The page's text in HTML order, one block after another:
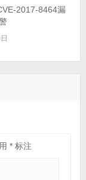
2017-8464漏
*标注